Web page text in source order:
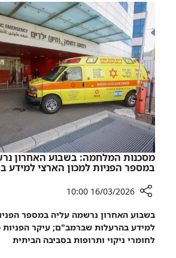
ליולדות
והריוניות
בקהילה
הפסיכולוגיות
של
רמב"ם
פותחות
קו
חם
ליולדות
והריוניות
בקהילה
מסכנות המלחמה: בשבוע האחרון
במספר הפניות למכון הארצי למידע
שיתוף
מסכנות
המלחמה:
16/03/2026 10:00
בשבוע האחרון נרשמה עליה במספר
למידע בהרעלות שברמב"ם; עיקר
לחומרי ניקוי ותרופות בסביבה הביתית